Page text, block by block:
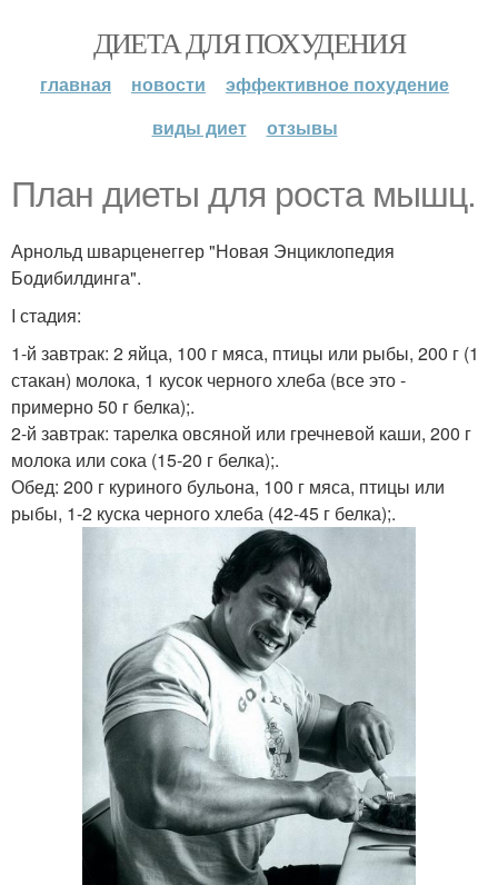
ДИЕТА ДЛЯ ПОХУДЕНИЯ
главная новости
эффективное похудение
виды диет
отзывы
План диеты для роста мышц.
Арнольд шварценеггер "Новая Энциклопедия
Бодибилдинга".
I стадия:
1-й завтрак: 2 яйца, 100 г мяса, птицы или рыбы, 200 г (1
стакан) молока, 1 кусок черного хлеба (все это -
примерно 50 г белка);.
2-й завтрак: тарелка овсяной или гречневой каши, 200 г
молока или сока (15-20 г белка);.
Обед: 200 г куриного бульона, 100 г мяса, птицы или
рыбы, 1-2 куска черного хлеба (42-45 г белка);.